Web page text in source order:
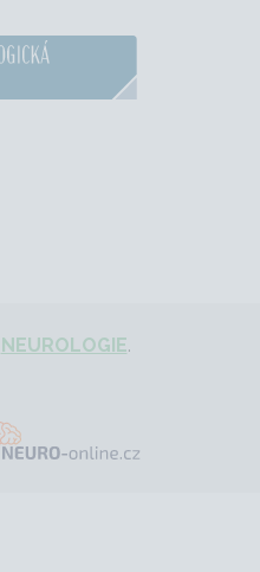
NEUROLOGIE.